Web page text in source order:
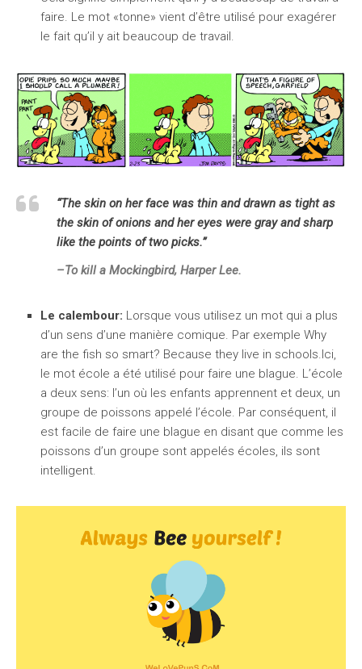
faire. Le mot «tonne» vient d’être utilisé pour exagérer
le fait qu’il y ait beaucoup de travail.
“The skin on her face was thin and drawn as tight as
the skin of onions and her eyes were gray and sharp
like the points of two picks.”
–To kill a Mockingbird, Harper Lee.
Le calembour: Lorsque vous utilisez un mot qui a plus
d’un sens d’une manière comique. Par exemple Why
are the fish so smart? Because they live in schools.Ici,
le mot école a été utilisé pour faire une blague. L’école
a deux sens: l’un où les enfants apprennent et deux, un
groupe de poissons appelé l’école. Par conséquent, il
est facile de faire une blague en disant que comme les
poissons d’un groupe sont appelés écoles, ils sont
intelligent.